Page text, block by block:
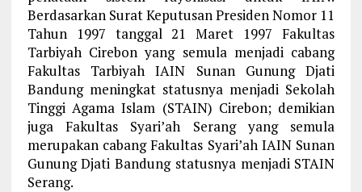
Berdasarkan Surat Keputusan Presiden Nomor 11
Tahun 1997 tanggal 21 Maret 1997 Fakultas
Tarbiyah Cirebon yang semula menjadi cabang
Fakultas Tarbiyah IAIN Sunan Gunung Djati
Bandung meningkat statusnya menjadi Sekolah
Tinggi Agama Islam (STAIN) Cirebon; demikian
juga Fakultas Syari’ah Serang yang semula
merupakan cabang Fakultas Syari’ah IAIN Sunan
Gunung Djati Bandung statusnya menjadi STAIN
Serang.